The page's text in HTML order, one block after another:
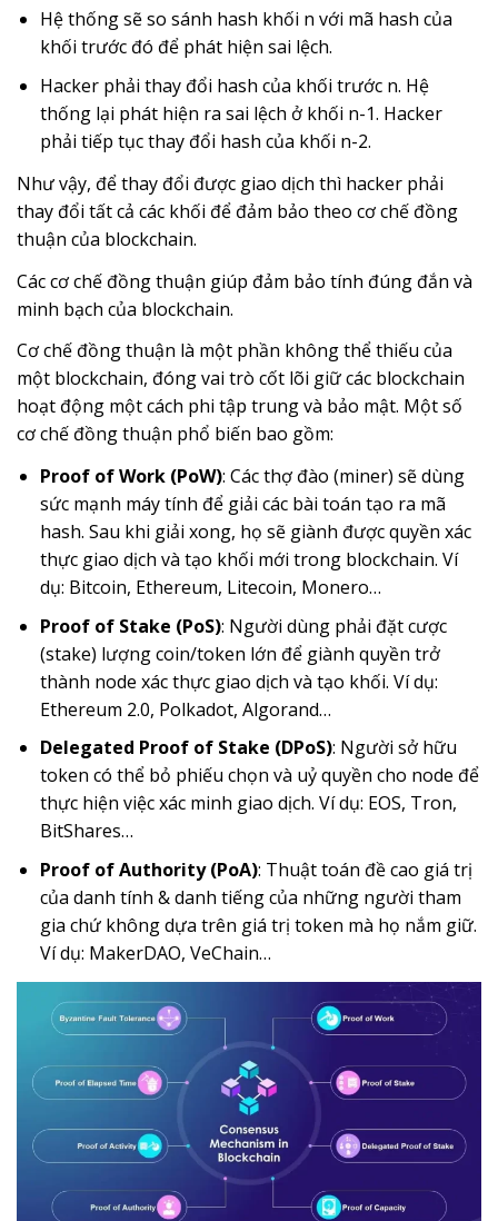
Hệ thống sẽ so sánh hash khối n với mã hash của
khối trước đó để phát hiện sai lệch.
Hacker phải thay đổi hash của khối trước n. Hệ
thống lại phát hiện ra sai lệch ở khối n-1. Hacker
phải tiếp tục thay đổi hash của khối n-2.
Như vậy, để thay đổi được giao dịch thì hacker phải
thay đổi tất cả các khối để đảm bảo theo cơ chế đồng
thuận của blockchain.
Các cơ chế đồng thuận giúp đảm bảo tính đúng đắn và
minh bạch của blockchain.
Cơ chế đồng thuận là một phần không thể thiếu của
một blockchain, đóng vai trò cốt lõi giữ các blockchain
hoạt động một cách phi tập trung và bảo mật. Một số
cơ chế đồng thuận phổ biến bao gồm:
Proof of Work (PoW): Các thợ đào (miner) sẽ dùng
sức mạnh máy tính để giải các bài toán tạo ra mã
hash. Sau khi giải xong, họ sẽ giành được quyền xác
thực giao dịch và tạo khối mới trong blockchain. Ví
dụ: Bitcoin, Ethereum, Litecoin, Monero…
Proof of Stake (PoS): Người dùng phải đặt cược
(stake) lượng coin/token lớn để giành quyền trở
thành node xác thực giao dịch và tạo khối. Ví dụ:
Ethereum 2.0, Polkadot, Algorand…
Delegated Proof of Stake (DPoS): Người sở hữu
token có thể bỏ phiếu chọn và uỷ quyền cho node để
thực hiện việc xác minh giao dịch. Ví dụ: EOS, Tron,
BitShares…
Proof of Authority (PoA): Thuật toán đề cao giá trị
của danh tính & danh tiếng của những người tham
gia chứ không dựa trên giá trị token mà họ nắm giữ.
Ví dụ: MakerDAO, VeChain…